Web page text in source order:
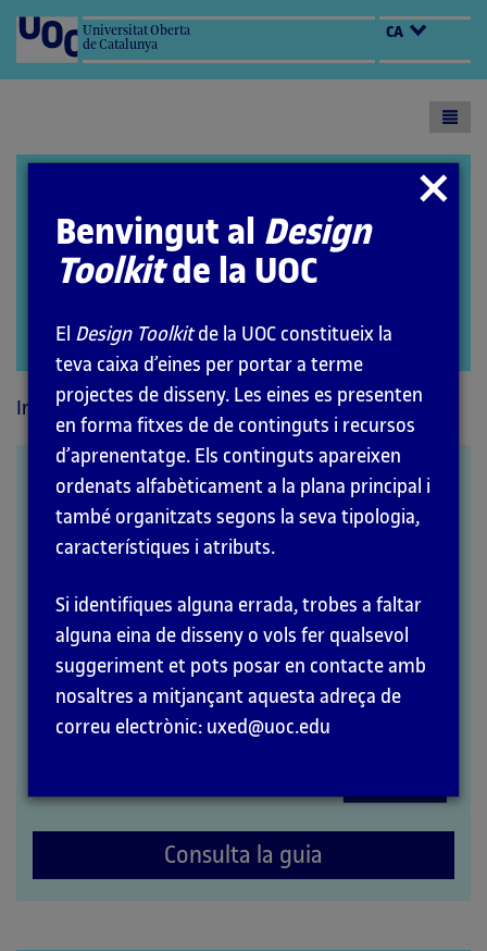
Universitat Oberta
de Catalunya
CA
Inici Mètodes
Arquitectura de la
informació
MÈTODES
Consulta la guia
Tancar
modal
Benvingut al Design
Toolkitde la UOC
El Design Toolkitde la UOC constitueix la
teva caixa d’eines per portar a terme
projectes de disseny. Les eines es presenten
en forma fitxes de de continguts i recursos
d’aprenentatge. Els continguts apareixen
ordenats alfabèticament a la plana principal i
també organitzats segons la seva tipologia,
característiques i atributs.
Si identifiques alguna errada, trobes a faltar
alguna eina de disseny o vols fer qualsevol
suggeriment et pots posar en contacte amb
nosaltres a mitjançant aquesta adreça de
correu electrònic: uxed@uoc.edu